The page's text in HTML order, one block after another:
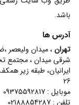
باشد.
آدرس ها
تهران ، میدان ولیعصر
شرقی میدان ، مجتمع
ایرانیان، طبقه زیر
26
موبایل : 09375592817